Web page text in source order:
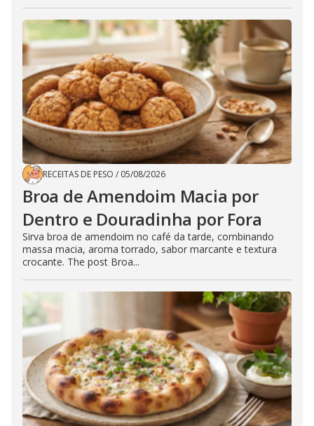
RECEITAS DE PESO / 05/08/2026
Broa de Amendoim Macia por
Dentro e Douradinha por Fora
Sirva broa de amendoim no café da tarde, combinando
massa macia, aroma torrado, sabor marcante e textura
crocante. The post Broa...